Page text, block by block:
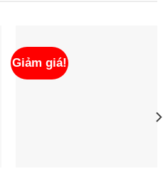
Giảm giá!